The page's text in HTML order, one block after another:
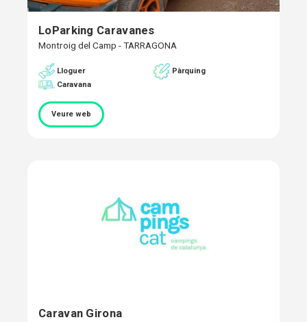
LoParking Caravanes
Montroig del Camp - TARRAGONA
Lloguer
Pàrquing
Caravana
Veure web
Caravan Girona